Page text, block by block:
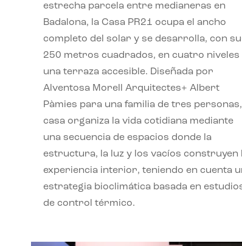
estrecha parcela entre medianeras en
Badalona, la Casa PR21 ocupa el ancho
completo del solar y se desarrolla, con
250 metros cuadrados, en cuatro niveles
una terraza accesible. Diseñada por
Alventosa Morell Arquitectes+ Albert
Pàmies para una familia de tres
casa organiza la vida cotidiana mediante
una secuencia de espacios donde la
estructura, la luz y los vacíos construyen
experiencia interior, teniendo en cuenta
estrategia bioclimática basada en
de control térmico.